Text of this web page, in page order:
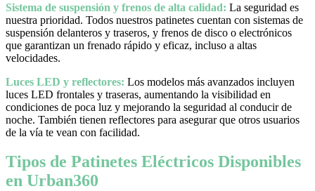
Sistema de suspensión y frenos de alta calidad: La seguridad es
nuestra prioridad. Todos nuestros patinetes cuentan con sistemas de
suspensión delanteros y traseros, y frenos de disco o electrónicos
que garantizan un frenado rápido y eficaz, incluso a altas
velocidades.
Luces LED y reflectores: Los modelos más avanzados incluyen
luces LED frontales y traseras, aumentando la visibilidad en
condiciones de poca luz y mejorando la seguridad al conducir de
noche. También tienen reflectores para asegurar que otros usuarios
de la vía te vean con facilidad.
Tipos de Patinetes Eléctricos Disponibles
en Urban360